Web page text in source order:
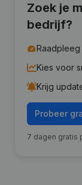
Zoek je
bedrijf?
Kies voor
Krijg
Probeer
7 dagen gratis